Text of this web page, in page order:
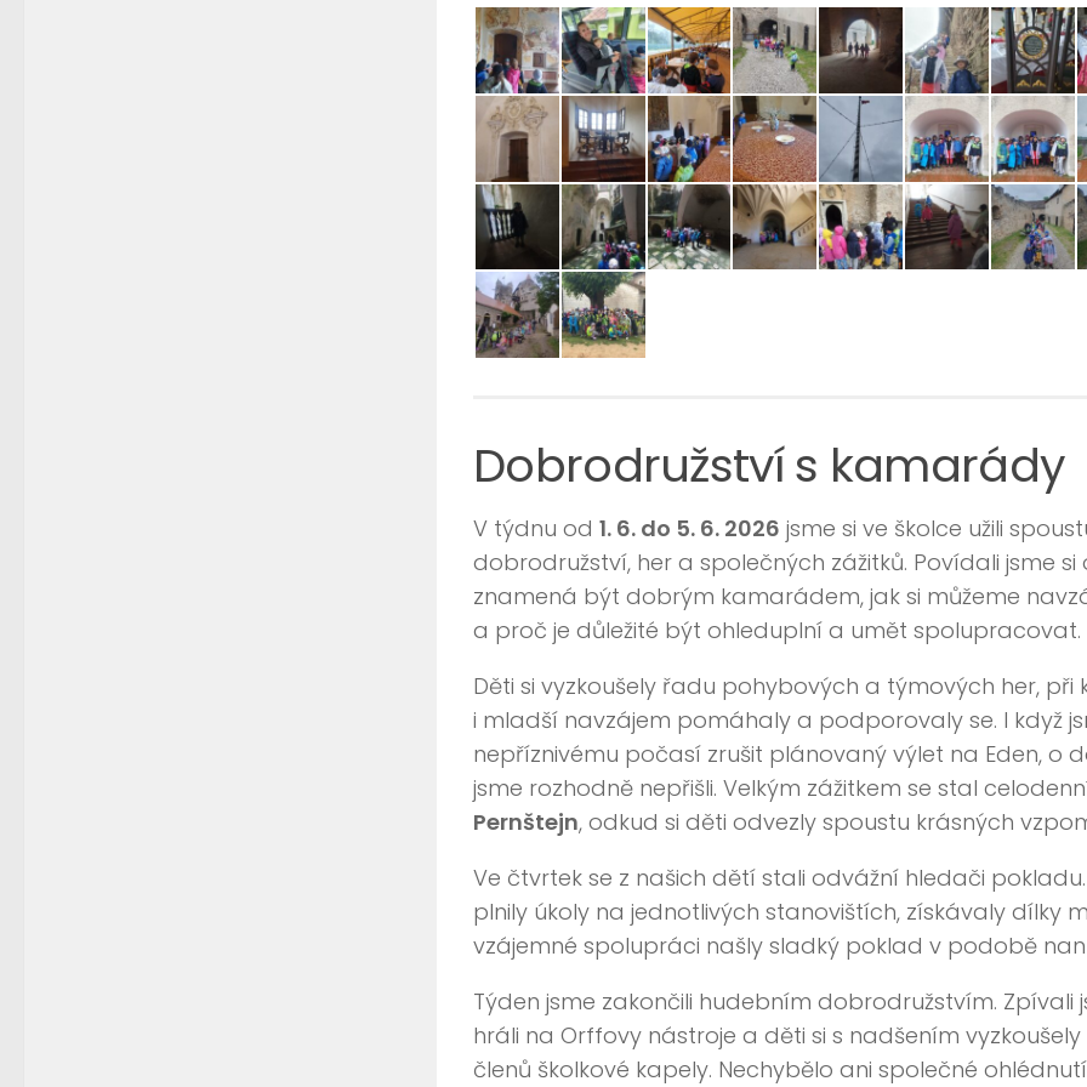
Dobrodružství s kamarády
V týdnu od 1. 6. do 5. 6. 2026 jsme si ve školce užili
dobrodružství, her a společných zážitků. Povídali jsme si
znamená být dobrým kamarádem, jak si můžeme
a proč je důležité být ohleduplní a umět spolupracovat.
Děti si vyzkoušely řadu pohybových a týmových her, při
i mladší navzájem pomáhaly a podporovaly se. I když
nepříznivému počasí zrušit plánovaný výlet na Eden, o
jsme rozhodně nepřišli. Velkým zážitkem se stal
Pernštejn, odkud si děti odvezly spoustu krásných
Ve čtvrtek se z našich dětí stali odvážní hledači
plnily úkoly na jednotlivých stanovištích, získávaly dílky
vzájemné spolupráci našly sladký poklad v podobě
Týden jsme zakončili hudebním dobrodružstvím. Zpívali
hráli na Orffovy nástroje a děti si s nadšením
členů školkové kapely. Nechybělo ani společné